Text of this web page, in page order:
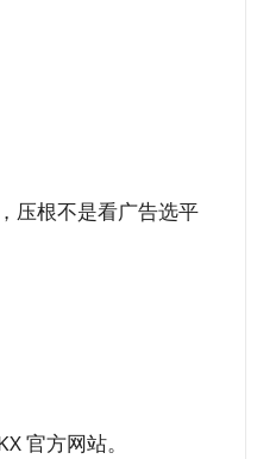
压根不是看广告选平
官方网站。